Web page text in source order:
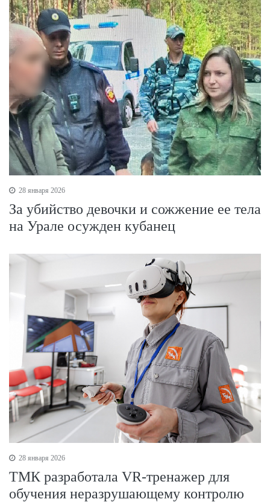
28 января 2026
За убийство девочки и сожжение ее тела
на Урале осужден кубанец
28 января 2026
ТМК разработала VR-тренажер для
обучения неразрушающему контролю